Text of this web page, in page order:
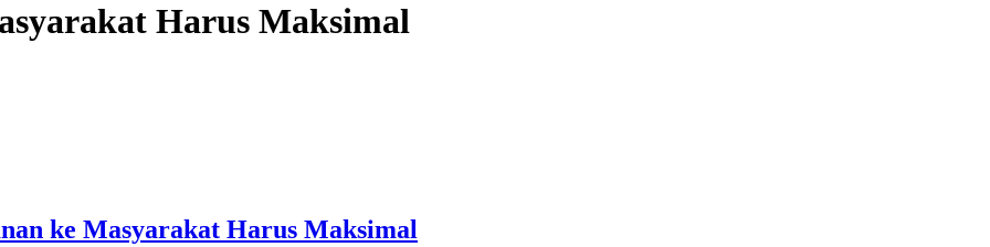
Harus Maksimal
ke Masyarakat Harus Maksimal